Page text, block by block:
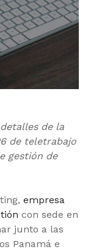
de la
de teletrabajo
gestión de
empresa
con sede en
junto a las
Panamá e